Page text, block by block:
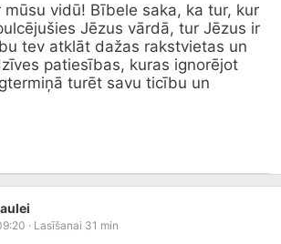
vidū! Bībele saka, ka tur, kur
Jēzus vārdā, tur Jēzus ir
tev atklāt dažas rakstvietas un
patiesības, kuras ignorējot
turēt savu ticību un
· Lasīšanai 31 min